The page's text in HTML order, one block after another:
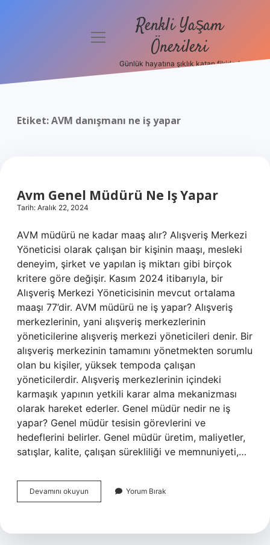
Politikası
menüyü
Renkli Yaşam
Önerileri
Günlük hayatına şıklık katan fikirler!
Etiket:AVM danışmanı ne iş yapar
Avm Genel Müdürü Ne Iş Yapar
Tarih: Aralık 22, 2024
AVM müdürü ne kadar maaş alır? Alışveriş Merkezi
Yöneticisi olarak çalışan bir kişinin maaşı, mesleki
deneyim, şirket ve yapılan iş miktarı gibi birçok
kritere göre değişir. Kasım 2024 itibarıyla, bir
Alışveriş Merkezi Yöneticisinin mevcut ortalama
maaşı 77’dir. AVM müdürü ne iş yapar? Alışveriş
merkezlerinin, yani alışveriş merkezlerinin
yöneticilerine alışveriş merkezi yöneticileri denir. Bir
alışveriş merkezinin tamamını yönetmekten sorumlu
olan bu kişiler, yüksek tempoda çalışan
yöneticilerdir. Alışveriş merkezlerinin içindeki
karmaşık yapının yetkili karar alma mekanizması
olarak hareket ederler. Genel müdür nedir ne iş
yapar? Genel müdür tesisin görevlerini ve
hedeflerini belirler. Genel müdür üretim, maliyetler,
satışlar, kalite, çalışan sürekliliği ve memnuniyeti,…
Devamını okuyun
Genel
Iş
Yorum Bırak